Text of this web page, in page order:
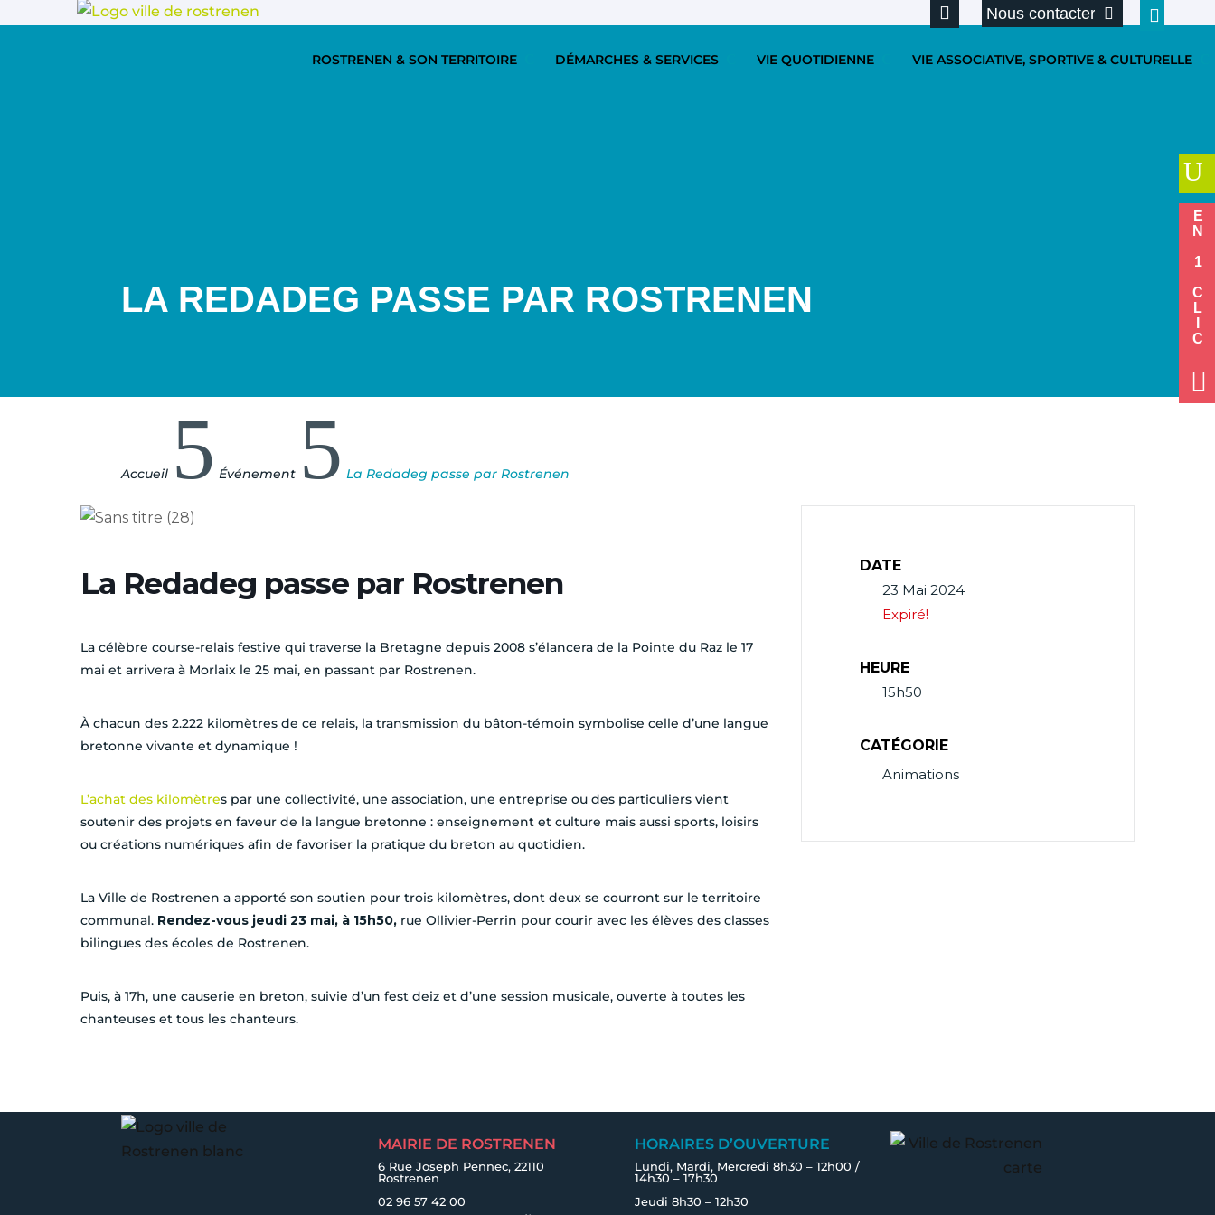
Nous contacter
ROSTRENEN & SON TERRITOIRE DÉMARCHES & SERVICES VIE QUOTIDIENNE VIE ASSOCIATIVE, SPORTIVE & CULTURELLE
LA REDADEG PASSE PAR ROSTRENEN
Accueil 5 Événement 5 La Redadeg passe par Rostrenen
La Redadeg passe par Rostrenen
La célèbre course-relais festive qui traverse la Bretagne depuis 2008 s’élancera de la Pointe du Raz le 17
mai et arrivera à Morlaix le 25 mai, en passant par Rostrenen.
À chacun des 2.222 kilomètres de ce relais, la transmission du bâton-témoin symbolise celle d’une langue
bretonne vivante et dynamique !
L’achat des kilomètres par une collectivité, une association, une entreprise ou des particuliers vient
soutenir des projets en faveur de la langue bretonne : enseignement et culture mais aussi sports, loisirs
ou créations numériques afin de favoriser la pratique du breton au quotidien.
La Ville de Rostrenen a apporté son soutien pour trois kilomètres, dont deux se courront sur le territoire
communal. Rendez-vous jeudi 23 mai, à 15h50, rue Ollivier-Perrin pour courir avec les élèves des classes
bilingues des écoles de Rostrenen.
Puis, à 17h, une causerie en breton, suivie d’un fest deiz et d’une session musicale, ouverte à toutes les
chanteuses et tous les chanteurs.
DATE
23 Mai 2024
Expiré!
HEURE
15h50
CATÉGORIE
Animations
MAIRIE DE ROSTRENEN
6 Rue Joseph Pennec, 22110
Rostrenen
02 96 57 42 00
HORAIRES D’OUVERTURE
Lundi, Mardi, Mercredi 8h30 – 12h00 /
14h30 – 17h30
Jeudi 8h30 – 12h30
U
EN 1 CLIC
